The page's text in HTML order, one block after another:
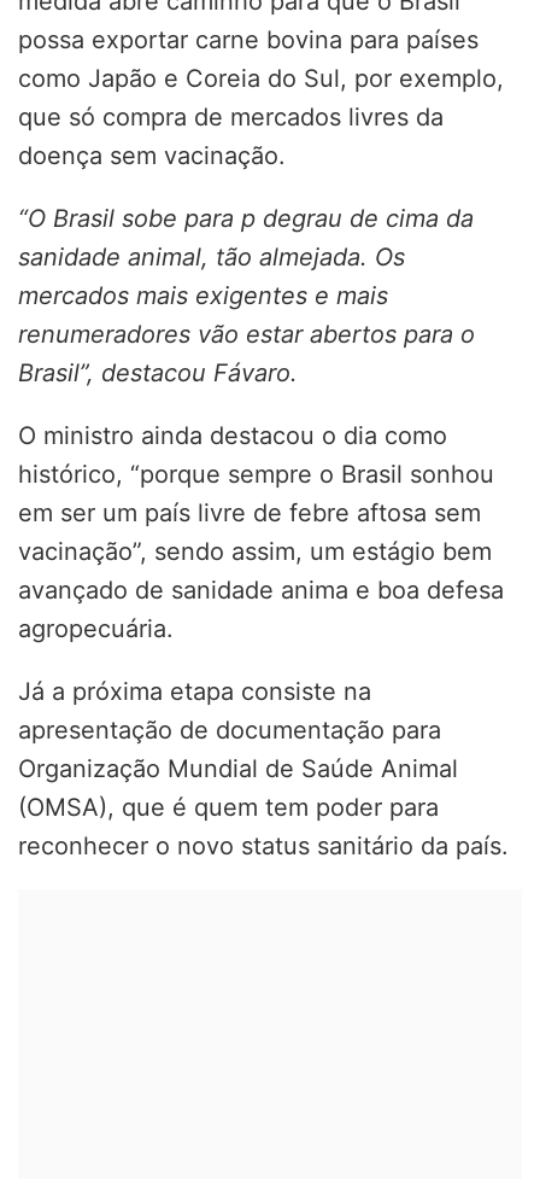
possa exportar carne bovina para países
como Japão e Coreia do Sul, por exemplo,
que só compra de mercados livres da
doença sem vacinação.
“O Brasil sobe para p degrau de cima da
sanidade animal, tão almejada. Os
mercados mais exigentes e mais
renumeradores vão estar abertos para o
Brasil”, destacou Fávaro.
O ministro ainda destacou o dia como
histórico, “porque sempre o Brasil sonhou
em ser um país livre de febre aftosa sem
vacinação”, sendo assim, um estágio bem
avançado de sanidade anima e boa defesa
agropecuária.
Já a próxima etapa consiste na
apresentação de documentação para
Organização Mundial de Saúde Animal
(OMSA), que é quem tem poder para
reconhecer o novo status sanitário da país.